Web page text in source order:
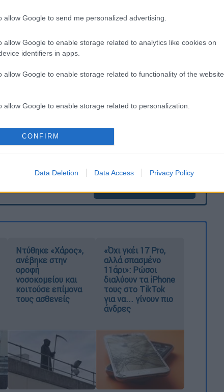
allow Google to send me personalized advertising.
allow Google to enable storage related to analytics like cookies on
identifiers in apps.
allow Google to enable storage related to functionality of the website
allow Google to enable storage related to personalization.
allow Google to enable storage related to security, including
functionality and fraud prevention, and other user protection.
CONFIRM
Data Deletion Data Access Privacy Policy
τράπεζες, ΟΤΑ, σχολεία κ.ά.) ή εφόσον
εργασίας ή καθιερωμένη
ΕΘΝΟΣ θα παρεμβαίνει και τα προσβλητικά σχόλια θα
Ντύθηκε «Χάρος»,
ανέβηκε στην
οροφή
νοσοκομείου και
κοιτούσε επίμονα
τους ασθενείς
«Όχι γκέι 17 Pro,
αλλά σπασμένο
11άρι»: Ρώσοι
διαλύουν τα iPhone
τους στο TikTok
για να... γίνουν πιο
άνδρες